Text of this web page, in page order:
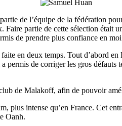
de l’équipe de la fédération
Faire partie de cette sélection était
de prendre plus confiance en
en deux temps. Tout d’abord
permis de corriger les gros défauts
de Malakoff, afin de pouvoir
plus intense qu’en France. Cet
Oanh.